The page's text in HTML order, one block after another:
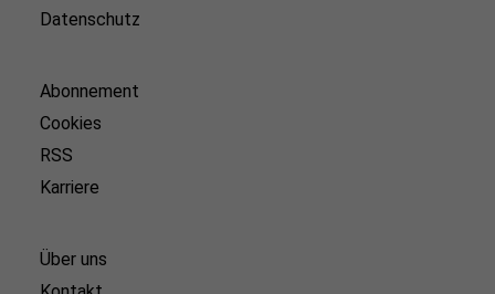
Datenschutz
Abonnement
Cookies
RSS
Karriere
Über uns